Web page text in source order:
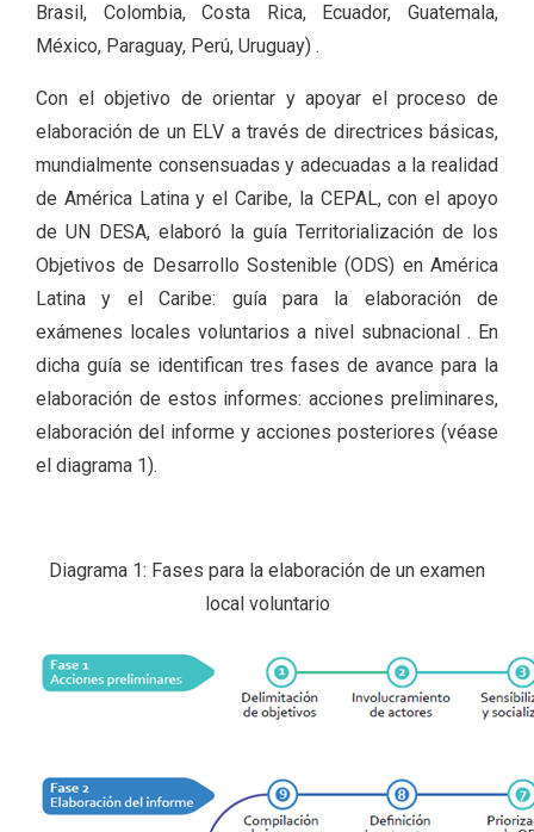
Brasil, Colombia, Costa Rica, Ecuador, Guatemala,
México, Paraguay, Perú, Uruguay) .
Con el objetivo de orientar y apoyar el proceso de
elaboración de un ELV a través de directrices básicas,
mundialmente consensuadas y adecuadas a la realidad
de América Latina y el Caribe, la CEPAL, con el apoyo
de UN DESA, elaboró la guía Territorialización de los
Objetivos de Desarrollo Sostenible (ODS) en América
Latina y el Caribe: guía para la elaboración de
exámenes locales voluntarios a nivel subnacional . En
dicha guía se identifican tres fases de avance para la
elaboración de estos informes: acciones preliminares,
elaboración del informe y acciones posteriores (véase
el diagrama 1).
Diagrama 1: Fases para la elaboración de un examen
local voluntario